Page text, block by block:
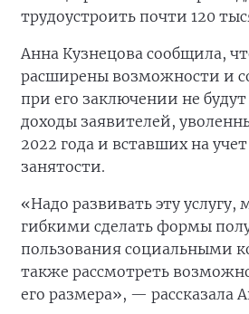
трудоустроить почти 120
Анна Кузнецова сообщила,
расширены возможности и
при его заключении не
доходы заявителей,
2022 года и вставших на
занятости.
«Надо развивать эту услугу,
гибкими сделать формы
пользования социальными
также рассмотреть
его размера», — рассказала